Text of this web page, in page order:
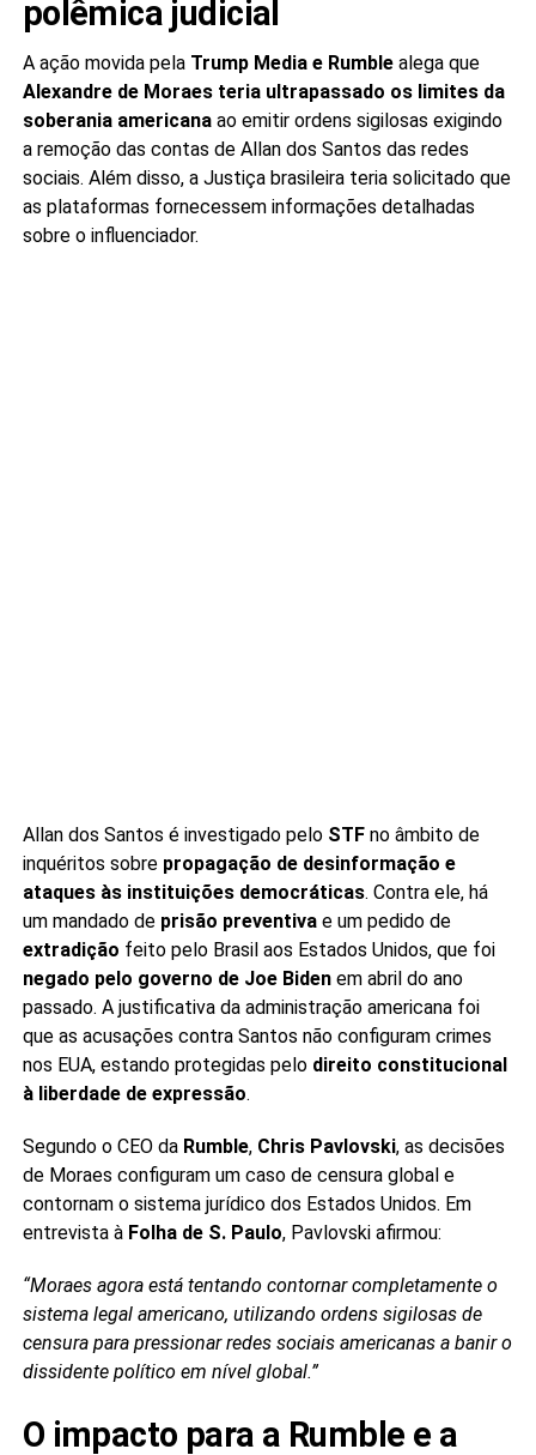
polêmica judicial
A ação movida pela Trump Media e Rumblealega que
Alexandre de Moraes teria ultrapassado os limites da
soberania americanaao emitir ordens sigilosas exigindo
a remoção das contas de Allan dos Santos das redes
sociais. Além disso, a Justiça brasileira teria solicitado que
as plataformas fornecessem informações detalhadas
sobre o influenciador.
Allan dos Santos é investigado pelo STFno âmbito de
inquéritos sobre propagação de desinformação e
ataques às instituições democráticas. Contra ele, há
um mandado de prisão preventivae um pedido de
extradição feito pelo Brasil aos Estados Unidos, que foi
negado pelo governo de Joe Bidenem abril do ano
passado. A justificativa da administração americana foi
que as acusações contra Santos não configuram crimes
nos EUA, estando protegidas pelo direito constitucional
à liberdade de expressão.
Segundo o CEO da Rumble, Chris Pavlovski, as decisões
de Moraes configuram um caso de censura global e
contornam o sistema jurídico dos Estados Unidos. Em
entrevista à Folha de S. Paulo, Pavlovski afirmou:
“Moraes agora está tentando contornar completamente o
sistema legal americano, utilizando ordens sigilosas de
censura para pressionar redes sociais americanas a banir o
dissidente político em nível global.”
O impacto para a Rumble e a